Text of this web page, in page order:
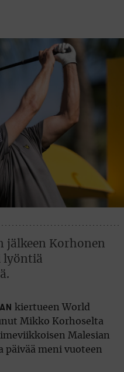
jälkeen Korhonen
lyöntiä
kiertueen World
Mikko Korhoselta
Malesian
päivää meni vuoteen